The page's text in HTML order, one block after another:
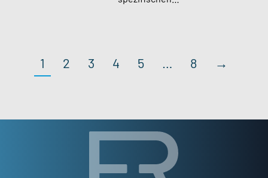
1 2 3 4 5 … 8 →